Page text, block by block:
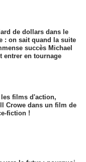
de dollars dans le
: on sait quand la suite
succès Michael
entrer en tournage
les films d'action,
Crowe dans un film de
fiction !